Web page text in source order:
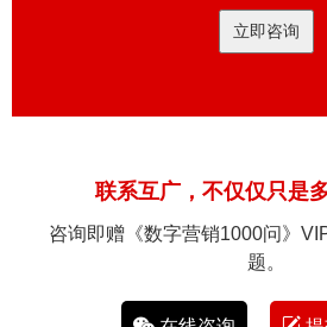
立即咨询
联系互广，不仅仅只是
咨询即赠《数字营销1000问》
题。